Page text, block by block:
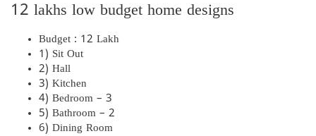
12 lakhs low budget home designs
Budget : 12 Lakh
1) Sit Out
2) Hall
3) Kitchen
4) Bedroom – 3
5) Bathroom – 2
6) Dining Room